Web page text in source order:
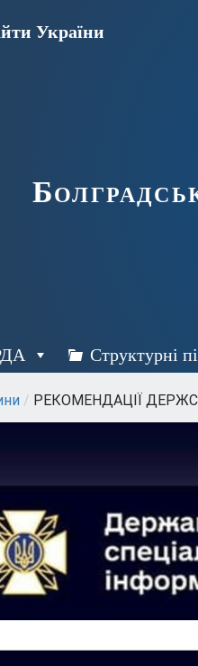
України
Структурні
/ РЕКОМЕНДАЦІЇ